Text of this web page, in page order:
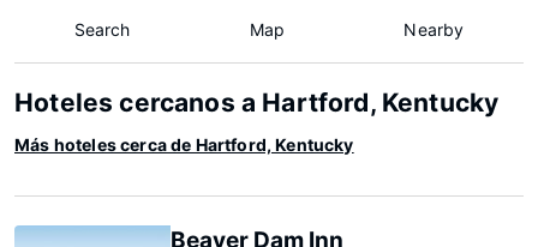
Search Map Nearby
Hoteles cercanos a Hartford, Kentucky
Más hoteles cerca de Hartford, Kentucky
Beaver Dam Inn